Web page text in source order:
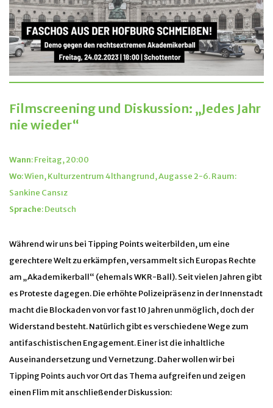
Filmscreening und Diskussion: „Jedes Jahr
nie wieder“
Wann: Freitag, 20:00
Wo: Wien, Kulturzentrum 4lthangrund, Augasse 2-6. Raum:
Sankine Cansız
Sprache: Deutsch
Während wir uns bei Tipping Points weiterbilden, um eine
gerechtere Welt zu erkämpfen, versammelt sich Europas Rechte
am „Akademikerball“ (ehemals WKR-Ball). Seit vielen Jahren gibt
es Proteste dagegen. Die erhöhte Polizeipräsenz in der Innenstadt
macht die Blockaden von vor fast 10 Jahren unmöglich, doch der
Widerstand besteht. Natürlich gibt es verschiedene Wege zum
antifaschistischen Engagement. Einer ist die inhaltliche
Auseinandersetzung und Vernetzung. Daher wollen wir bei
Tipping Points auch vor Ort das Thema aufgreifen und zeigen
einen Flim mit anschließender Diskussion: